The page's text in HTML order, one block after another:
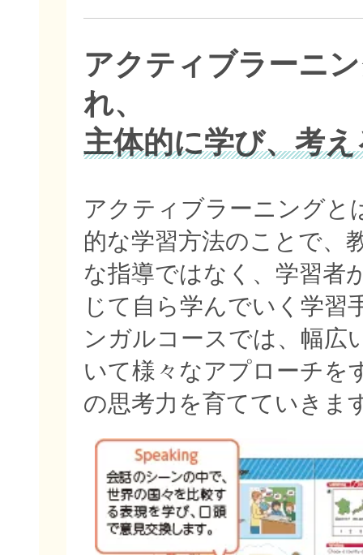
アクティブラーニ
れ、
主体的に学び、考
アクティブラーニングと
的な学習方法のことで、
な指導ではなく、学習者
じて自ら学んでいく学習
ンガルコースでは、幅広
いて様々なアプローチを
の思考力を育てていきま